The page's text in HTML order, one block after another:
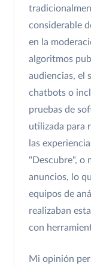
considerable
en la
algoritmos
audiencias, el
chatbots o
pruebas de
utilizada para
las
"Descubre", o
anuncios, lo
equipos de
realizaban
con
Mi opinión